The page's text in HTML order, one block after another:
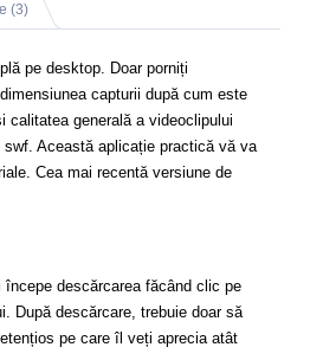
(3)
pe desktop. Doar porniți
capturii după cum este
calitatea generală a videoclipului
Această aplicație practică vă va
Cea mai recentă versiune de
descărcarea făcând clic pe
După descărcare, trebuie doar să
pe care îl veți aprecia atât